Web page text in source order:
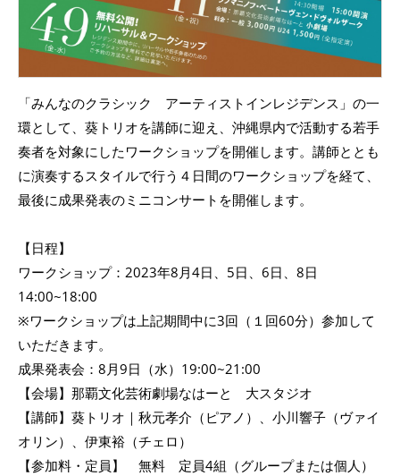
「みんなのクラシック アーティストインレジデンス」の一
環として、葵トリオを講師に迎え、沖縄県内で活動する若手
奏者を対象にしたワークショップを開催します。講師ととも
に演奏するスタイルで行う４日間のワークショップを経て、
最後に成果発表のミニコンサートを開催します。
【日程】
ワークショップ：2023年8月4日、5日、6日、8日
14:00~18:00
※ワークショップは上記期間中に3回（１回60分）参加して
いただきます。
成果発表会：8月9日（水）19:00~21:00
【会場】那覇文化芸術劇場なはーと 大スタジオ
【講師】葵トリオ｜秋元孝介（ピアノ）、小川響子（ヴァイ
オリン）、伊東裕（チェロ）
【参加料・定員】 無料 定員4組（グループまたは個人）